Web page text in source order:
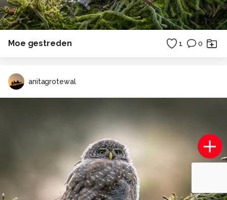
Moe gestreden 1 0
anitagrotewal